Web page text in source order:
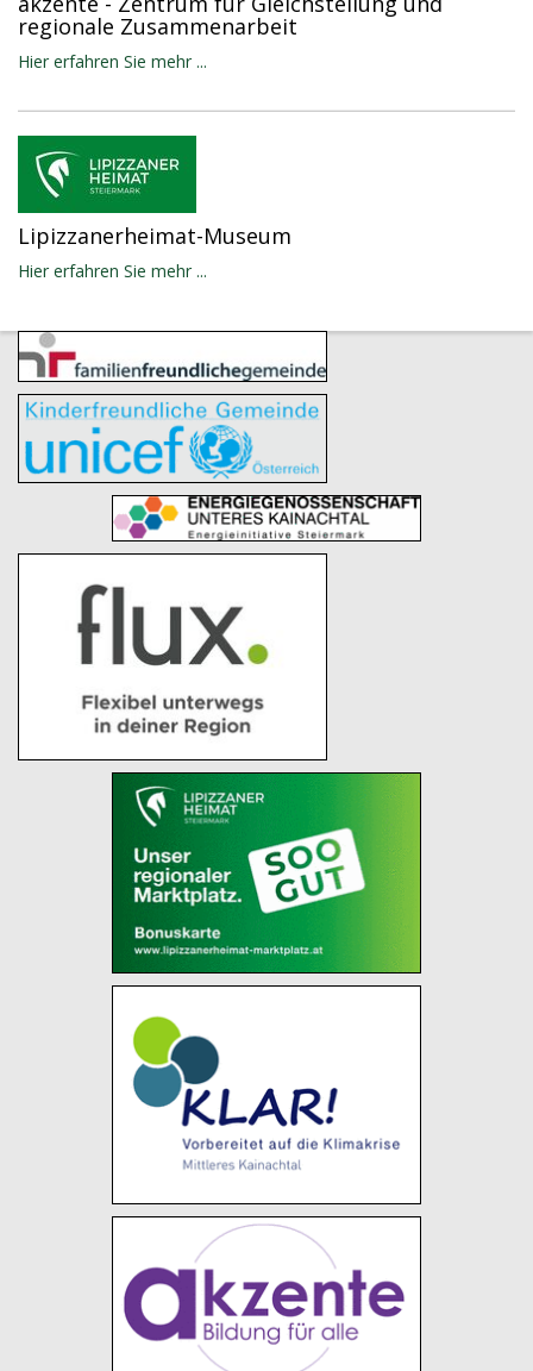
regionale Zusammenarbeit
Hier erfahren Sie mehr ...
Lipizzanerheimat-Museum
Hier erfahren Sie mehr ...